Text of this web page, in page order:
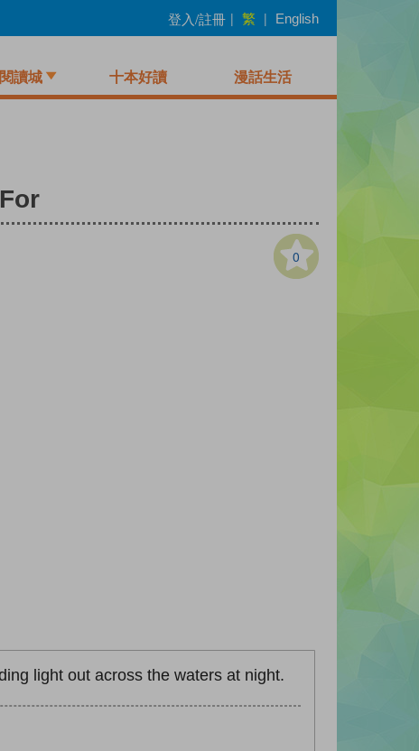
登入/註冊 | 繁 | English
讀城 十本好讀 漫話生活
0
light out across the waters at night.